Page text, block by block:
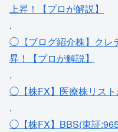
上昇！【プロが解説】
.
◯【ブログ紹介株】クレ
昇！【プロが解説】
.
◯【株FX】医療株リス
.
◯【株FX】BBS(東証